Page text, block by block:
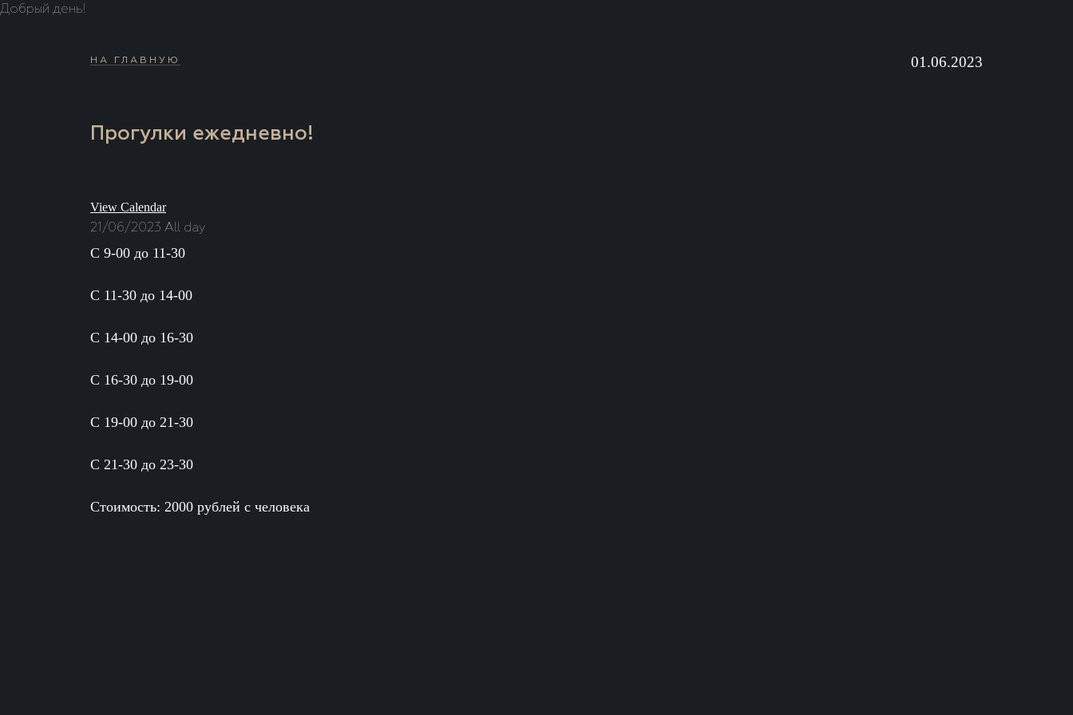
Добрый день!
НА ГЛАВНУЮ 01.06.2023
Прогулки ежедневно!
View Calendar
21/06/2023 All day
С 9-00 до 11-30
С 11-30 до 14-00
С 14-00 до 16-30
С 16-30 до 19-00
С 19-00 до 21-30
С 21-30 до 23-30
Стоимость: 2000 рублей с человека